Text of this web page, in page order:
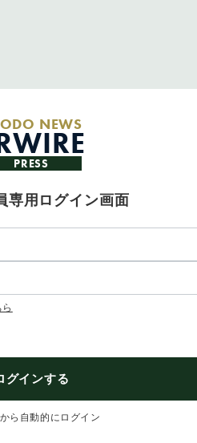
NEWS
PRESS
専用ログイン画面
グインする
ら自動的にログイン